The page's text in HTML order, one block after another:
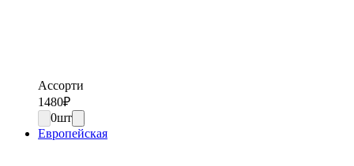
Ассорти
1480₽
0шт
Европейская